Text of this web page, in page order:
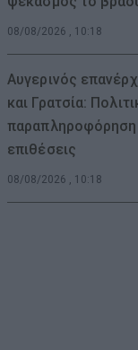
08/08/2026 , 10:18
Αυγερινός
και Γρατσία:
επιθέσεις
08/08/2026 , 10:18